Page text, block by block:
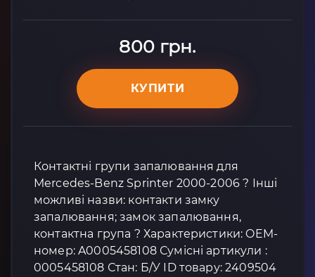
800 грн.
КУПИТИ
Контактні групи запалювання для
Mercedes-Benz Sprinter 2000-2006 ? Інші
можливі назви: контакти замку
запалювання; замок запалювання,
контактна група ? Характеристики: OEM-
номер: A0005458108 Сумісні артикули :
0005458108 Стан: Б/У ID товару: 2409504